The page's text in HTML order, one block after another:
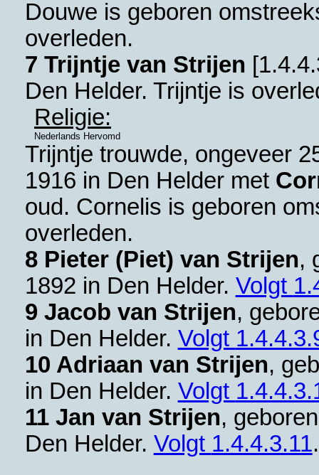
Douwe is geboren
overleden.
7 Trijntje van Strijen [
Den Helder. Trijntje is
Religie:
Nederlands Hervomd
Trijntje trouwde, ongeveer
1916 in Den Heldermet
oud. Cornelis is geboren
overleden.
8 Pieter (Piet) van Strijen,
1892 in Den Helder. Volgt
9 Jacob van Strijen,
in Den Helder. Volgt
10 Adriaan van Strijen,
in Den Helder. Volgt
11 Jan van Strijen,
Den Helder. Volgt 1.4.4.3.11.